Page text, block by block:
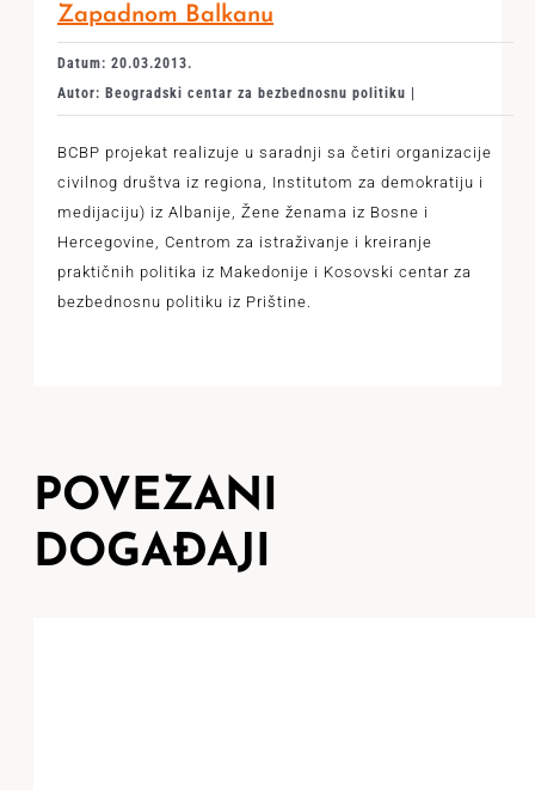
Zapadnom Balkanu
Datum: 20.03.2013.
Autor: Beogradski centar za bezbednosnu politiku |
BCBP projekat realizuje u saradnji sa četiri organizacije
civilnog društva iz regiona, Institutom za demokratiju i
medijaciju) iz Albanije, Žene ženama iz Bosne i
Hercegovine, Centrom za istraživanje i kreiranje
praktičnih politika iz Makedonije i Kosovski centar za
bezbednosnu politiku iz Prištine.
POVEZANI
DOGAĐAJI